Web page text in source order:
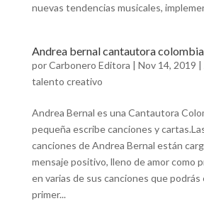
nuevas tendencias musicales,
Andrea bernal cantautora
porCarbonero Editora | Nov 14, 2019 |
talento creativo
Andrea Bernal es una Cantautora
pequeña escribe canciones y
canciones de Andrea Bernal están
mensaje positivo, lleno de amor como
en varias de sus canciones que
primer...